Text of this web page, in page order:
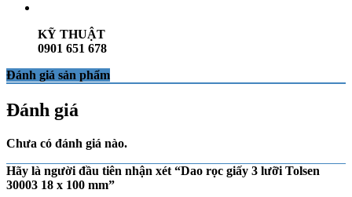
KỸ THUẬT
0901 651 678
Đánh giá sản phẩm
Đánh giá
Chưa có đánh giá nào.
Hãy là người đầu tiên nhận xét “Dao rọc giấy 3 lưỡi Tolsen
30003 18 x 100 mm”